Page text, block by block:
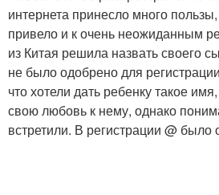
интернета принесло много
привело и к очень неожиданным
из Китая решила назвать своего
не было одобрено для
что хотели дать ребенку такое
свою любовь к нему, однако
встретили. В регистрации @ было